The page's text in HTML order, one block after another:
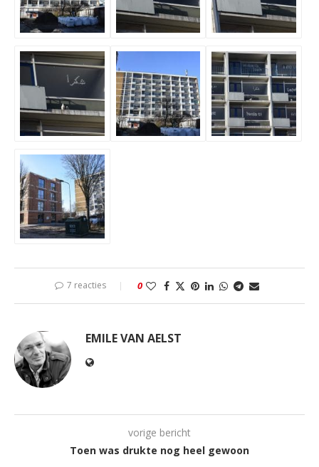
7 reacties 0
EMILE VAN AELST
vorige bericht
Toen was drukte nog heel gewoon